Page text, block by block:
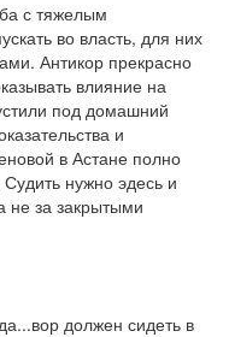
с тяжелым
во власть, для них
Антикор прекрасно
влияние на
под домашний
и
в Астане полно
нужно эдесь и
не за закрытыми
должен сидеть в